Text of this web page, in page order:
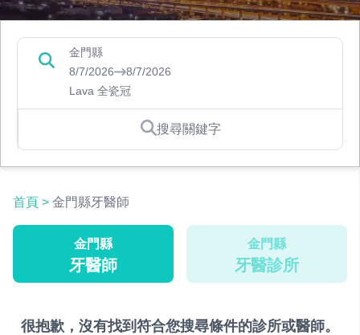
金門縣
8/7/2026
8/7/2026
Lava 全瓷冠
搜尋關鍵字
首頁 > 金門縣牙醫師
金門縣
牙醫師
金門縣
牙醫診所
很抱歉，沒有找到符合您搜尋條件的診所或醫師。